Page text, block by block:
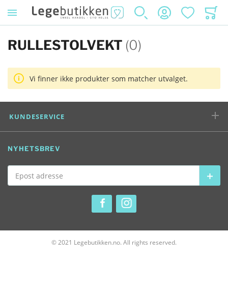
SØK KONTO ØNSKELISTE
RULLESTOLVEKT (0)
Vi finner ikke produkter som matcher utvalget.
KUNDESERVICE
NYHETSBREV
Epost adresse
Se vår Facebook kontoSe vår Instagram konto
© 2021 Legebutikken.no. All rights reserved.